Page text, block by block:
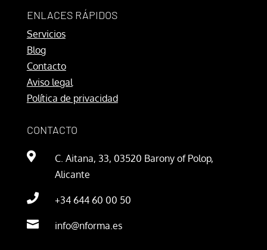
ENLACES RÁPIDOS
Servicios
Blog
Contacto
Aviso legal
Política de privacidad
CONTACTO

C. Aitana, 33, 03520 Barony of Polop,
Alicante

+34 644 60 00 50

info@nforma.es